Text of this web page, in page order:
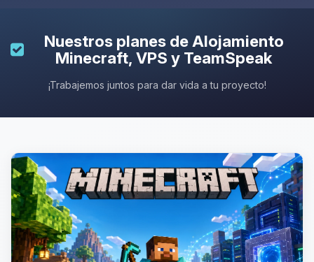
Nuestros planes de Alojamiento
Minecraft, VPS y TeamSpeak
¡Trabajemos juntos para dar vida a tu proyecto!